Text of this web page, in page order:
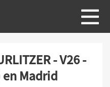
- V26 -
en Madrid